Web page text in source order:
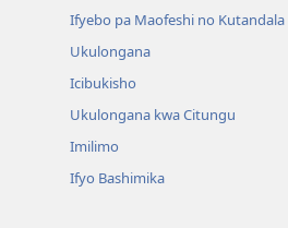
Ifyebo pa Maofeshi no Kutandala
Ukulongana
Icibukisho
Ukulongana kwa Citungu
Imilimo
Ifyo Bashimika